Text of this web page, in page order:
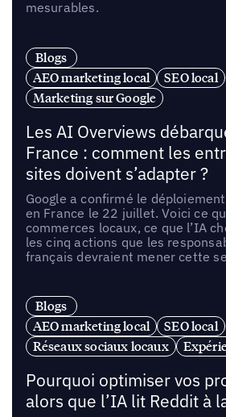
mesurables.
Blogs
AEO marketing local
SEO local
Marketing sur Google
Les AI Overviews
France : comment les
sites doivent s’adapter ?
Google a confirmé le
en France le 22 juillet. Voici ce
commerces locaux, ce que l’IA
les cinq actions que les
français devraient mener cette
Blogs
AEO marketing local
SEO local
Réseaux sociaux locaux
Pourquoi optimiser vos
alors que l’IA lit Reddit à